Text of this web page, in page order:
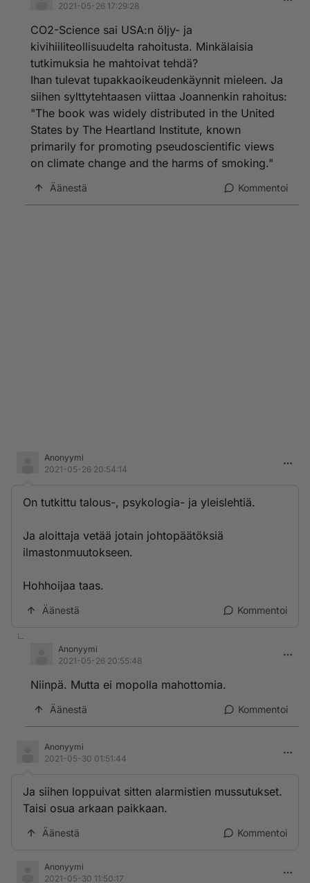
2021-05-26 17:29:28
CO2-Science sai USA:n öljy- ja
kivihiiliteollisuudelta rahoitusta. Minkälaisia
tutkimuksia he mahtoivat tehdä?
Ihan tulevat tupakkaoikeudenkäynnit mieleen. Ja
siihen sylttytehtaasen viittaa Joannenkin rahoitus:
"The book was widely distributed in the United
States by The Heartland Institute, known
primarily for promoting pseudoscientific views
on climate change and the harms of smoking."
Äänestä Kommentoi
Anonyymi
2021-05-26 20:54:14
On tutkittu talous-, psykologia- ja yleislehtiä.
Ja aloittaja vetää jotain johtopäätöksiä
ilmastonmuutokseen.
Hohhoijaa taas.
Äänestä Kommentoi
Anonyymi
2021-05-26 20:55:48
Niinpä. Mutta ei mopolla mahottomia.
Äänestä Kommentoi
Anonyymi
2021-05-30 01:51:44
Ja siihen loppuivat sitten alarmistien mussutukset.
Taisi osua arkaan paikkaan.
Äänestä Kommentoi
Anonyymi
2021-05-30 11:50:17